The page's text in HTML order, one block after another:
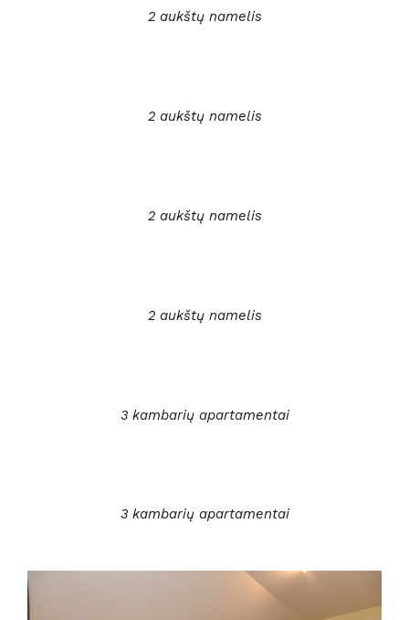
2 aukštų namelis
2 aukštų namelis
2 aukštų namelis
2 aukštų namelis
3 kambarių apartamentai
3 kambarių apartamentai